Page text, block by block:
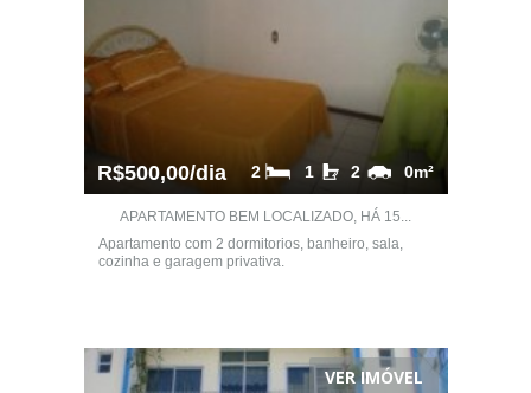
R$500,00/dia 0m²
2
1
2
APARTAMENTO BEM LOCALIZADO, HÁ 15...
Apartamento com 2 dormitorios, banheiro, sala,
cozinha e garagem privativa.
VER IMÓVEL